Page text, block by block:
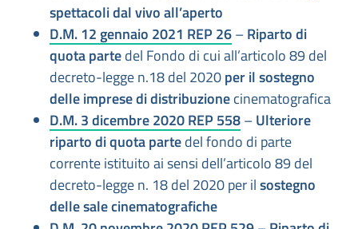
spettacoli dal vivo all’aperto
D.M. 12 gennaio 2021 REP 26–Riparto di
quota partedel Fondo di cui all’articolo 89 del
decreto-legge n.18 del 2020per il sostegno
delle imprese di distribuzionecinematografica
D.M. 3 dicembre 2020 REP 558–Ulteriore
riparto di quota partedel fondo di parte
corrente istituito ai sensi dell’articolo 89 del
decreto-legge n. 18 del 2020 per ilsostegno
delle sale cinematografiche